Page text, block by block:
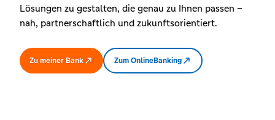
Lösungen zu gestalten, die genau zu Ihnen passen –
nah, partnerschaftlich und zukunftsorientiert.
Zu meiner Bank Zum OnlineBanking